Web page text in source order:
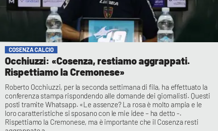
COSENZA CALCIO
Occhiuzzi: «Cosenza, restiamo aggrappati.
Rispettiamo la Cremonese»
Roberto Occhiuzzi, per la seconda settimana di fila, ha effettuato la
conferenza stampa rispondendo alle domande dei giornalisti. Questi
posti tramite Whatsapp. «Le assenze? La rosa è molto ampia e le
loro caratteristiche si sposano con le mie idee – ha detto -.
Rispettiamo la Cremonese, ma è importante che il Cosenza resti